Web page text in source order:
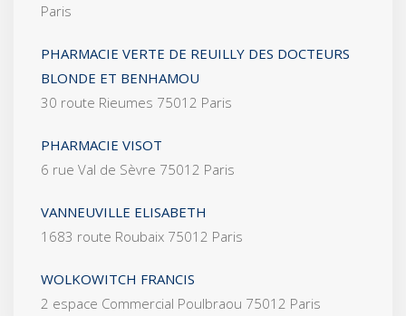
Paris
PHARMACIE VERTE DE REUILLY DES DOCTEURS
BLONDE ET BENHAMOU
30 route Rieumes 75012 Paris
PHARMACIE VISOT
6 rue Val de Sèvre 75012 Paris
VANNEUVILLE ELISABETH
1683 route Roubaix 75012 Paris
WOLKOWITCH FRANCIS
2 espace Commercial Poulbraou 75012 Paris